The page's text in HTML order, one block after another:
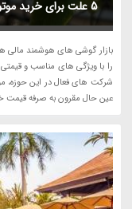
5 علت برای خرید موتورولا موتو G14 (و 3 علت برای نخریدن)
بازار گوشی های هوشمند مالی
را با ویژگی های مناسب و
شرکت های فعال در این حوزه،
عین حال مقرون به صرفه قیمت